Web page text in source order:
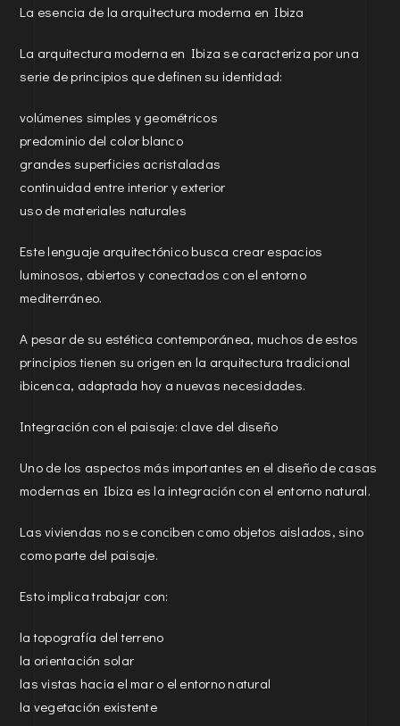
La esencia de la arquitectura moderna en Ibiza
La arquitectura moderna en Ibiza se caracteriza por una
serie de principios que definen su identidad:
volúmenes simples y geométricos
predominio del color blanco
grandes superficies acristaladas
continuidad entre interior y exterior
uso de materiales naturales
Este lenguaje arquitectónico busca crear espacios
luminosos, abiertos y conectados con el entorno
mediterráneo.
A pesar de su estética contemporánea, muchos de estos
principios tienen su origen en la arquitectura tradicional
ibicenca, adaptada hoy a nuevas necesidades.
Integración con el paisaje: clave del diseño
Uno de los aspectos más importantes en el diseño de casas
modernas en Ibiza es la integración con el entorno natural.
Las viviendas no se conciben como objetos aislados, sino
como parte del paisaje.
Esto implica trabajar con:
la topografía del terreno
la orientación solar
las vistas hacia el mar o el entorno natural
la vegetación existente